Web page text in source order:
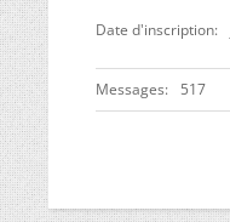
Date d'inscription
Messages 517